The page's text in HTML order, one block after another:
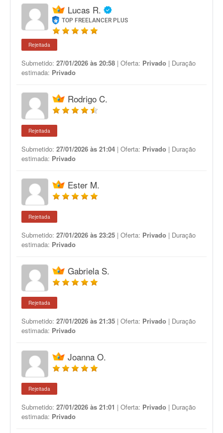
Lucas R.
TOP FREELANCER PLUS
Rejeitada
Submetido: 27/01/2026 às 20:58 | Oferta: Privado | Duração
estimada: Privado
Rodrigo C.
Rejeitada
Submetido: 27/01/2026 às 21:04 | Oferta: Privado | Duração
estimada: Privado
Ester M.
Rejeitada
Submetido: 27/01/2026 às 23:25 | Oferta: Privado | Duração
estimada: Privado
Gabriela S.
Rejeitada
Submetido: 27/01/2026 às 21:35 | Oferta: Privado | Duração
estimada: Privado
Joanna O.
Rejeitada
Submetido: 27/01/2026 às 21:01 | Oferta: Privado | Duração
estimada: Privado